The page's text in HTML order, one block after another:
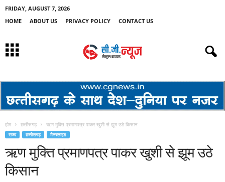
FRIDAY, AUGUST 7, 2026
HOME
ABOUT US PRIVACY POLICY CONTACT US
होम छत्तीसगढ़ ऋण मुक्ति प्रमाणपत्र पाकर खुशी से झूम उठे किसान
राज्य छत्तीसगढ़ मेनस्लाइड
ऋण मुक्ति प्रमाणपत्र पाकर खुशी से झूम उठे
किसान